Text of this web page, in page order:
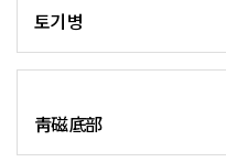
토기 병
靑磁 底部